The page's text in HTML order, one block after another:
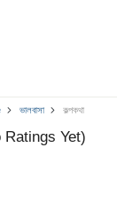
ভালবাসা কল্পকথা
Yet)